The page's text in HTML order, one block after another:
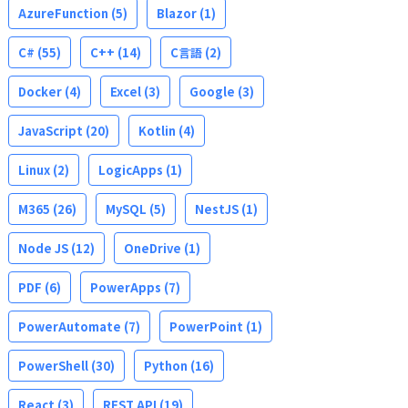
AzureFunction (5) Blazor (1)
C# (55) C++ (14) C言語 (2)
Docker (4) Excel (3) Google (3)
JavaScript (20) Kotlin (4)
Linux (2) LogicApps (1)
M365 (26) MySQL (5) NestJS (1)
Node JS (12) OneDrive (1)
PDF (6) PowerApps (7)
PowerAutomate (7) PowerPoint (1)
PowerShell (30) Python (16)